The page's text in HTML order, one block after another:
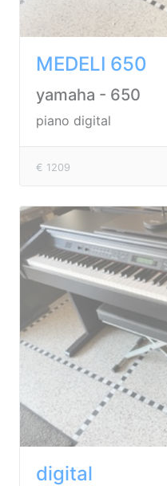
MEDELI 650
yamaha - 650
piano digital
€ 1209
digital